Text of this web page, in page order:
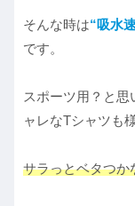
そんな時は“吸水
です。
スポーツ用？と
ャレなTシャツも
サラっとベタつ